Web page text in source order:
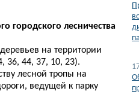
городского лесничества
на территории
36, 44, 37, 10, 23).
лесной тропы на
ведущей к парку